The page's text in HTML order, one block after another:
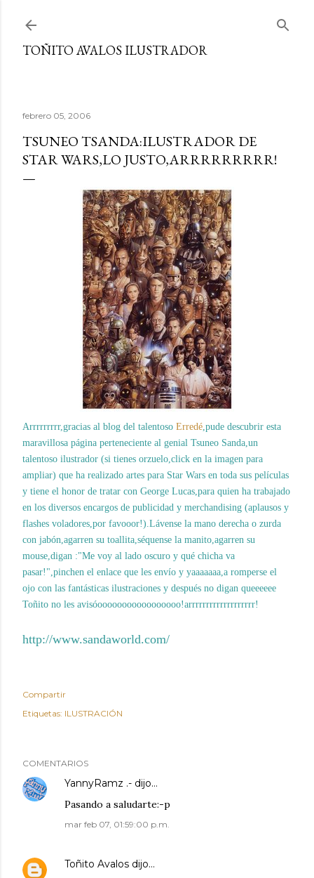
TOÑITO AVALOS ILUSTRADOR
febrero 05, 2006
TSUNEO TSANDA:ILUSTRADOR DE
STAR WARS,LO JUSTO,ARRRRRRRRR!
Arrrrrrrrr,gracias al blog del talentoso Erredé,pude descubrir esta
maravillosa página perteneciente al genial Tsuneo Sanda,un
talentoso ilustrador (si tienes orzuelo,click en la imagen para
ampliar) que ha realizado artes para Star Wars en toda sus películas
y tiene el honor de tratar con George Lucas,para quien ha trabajado
en los diversos encargos de publicidad y merchandising (aplausos y
flashes voladores,por favooor!).Lávense la mano derecha o zurda
con jabón,agarren su toallita,séquense la manito,agarren su
mouse,digan :"Me voy al lado oscuro y qué chicha va
pasar!",pinchen el enlace que les envío y yaaaaaaa,a romperse el
ojo con las fantásticas ilustraciones y después no digan queeeeee
Toñito no les avisóooooooooooooooooo!arrrrrrrrrrrrrrrrrrr!
http://www.sandaworld.com/
Compartir
Etiquetas: ILUSTRACIÓN
COMENTARIOS
YannyRamz .- dijo…
Pasando a saludarte:-p
mar feb 07, 01:59:00 p.m.
Toñito Avalos dijo…